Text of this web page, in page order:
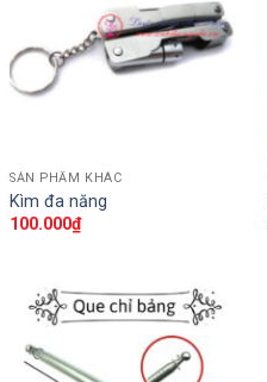
SẢN PHẨM KHÁC
Kìm đa năng
100.000₫